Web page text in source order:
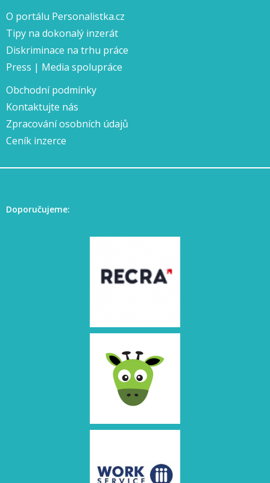
O portálu Personalistka.cz
Tipy na dokonalý inzerát
Diskriminace na trhu práce
Press | Media spolupráce
Obchodní podmínky
Kontaktujte nás
Zpracování osobních údajů
Ceník inzerce
Doporučujeme: